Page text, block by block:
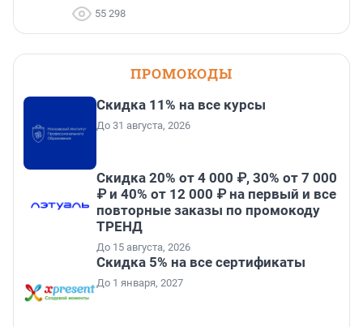
55 298
ПРОМОКОДЫ
Скидка 11% на все курсы
До 31 августа, 2026
Скидка 20% от 4 000 ₽, 30% от 7 000
₽ и 40% от 12 000 ₽ на первый и все
повторные заказы по промокоду
ТРЕНД
До 15 августа, 2026
Скидка 5% на все сертификаты
До 1 января, 2027